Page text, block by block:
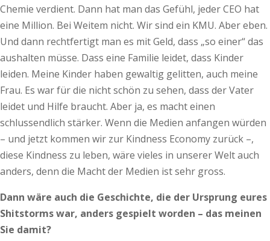
Chemie verdient. Dann hat man das Gefühl, jeder CEO hat
eine Million. Bei Weitem nicht. Wir sind ein KMU. Aber eben.
Und dann rechtfertigt man es mit Geld, dass „so einer“ das
aushalten müsse. Dass eine Familie leidet, dass Kinder
leiden. Meine Kinder haben gewaltig gelitten, auch meine
Frau. Es war für die nicht schön zu sehen, dass der Vater
leidet und Hilfe braucht. Aber ja, es macht einen
schlussendlich stärker. Wenn die Medien anfangen würden
– und jetzt kommen wir zur Kindness Economy zurück –,
diese Kindness zu leben, wäre vieles in unserer Welt auch
anders, denn die Macht der Medien ist sehr gross.
Dann wäre auch die Geschichte, die der Ursprung eures
Shitstorms war, anders gespielt worden – das meinen
Sie damit?